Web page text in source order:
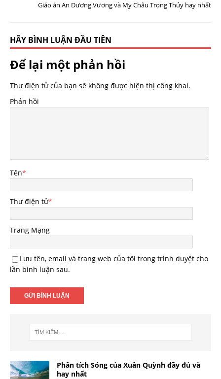
Giáo án An Dương Vương và Mỵ Châu Trọng Thủy hay nhất
HÃY BÌNH LUẬN ĐẦU TIÊN
Để lại một phản hồi
Thư điện tử của bạn sẽ không được hiện thị công khai.
Phản hồi
Tên*
Thư điện tử*
Trang Mạng
Lưu tên, email và trang web của tôi trong trình duyệt cho
lần bình luận sau.
Phân tích Sóng của Xuân Quỳnh đầy đủ và
hay nhất